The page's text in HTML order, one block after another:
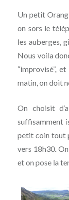
Un petit
on sors le
les auberges,
Nous voila
“improvisé”,
matin, on doit
On choisit
suffisamment
petit coin tout
vers 18h30.
et on pose la